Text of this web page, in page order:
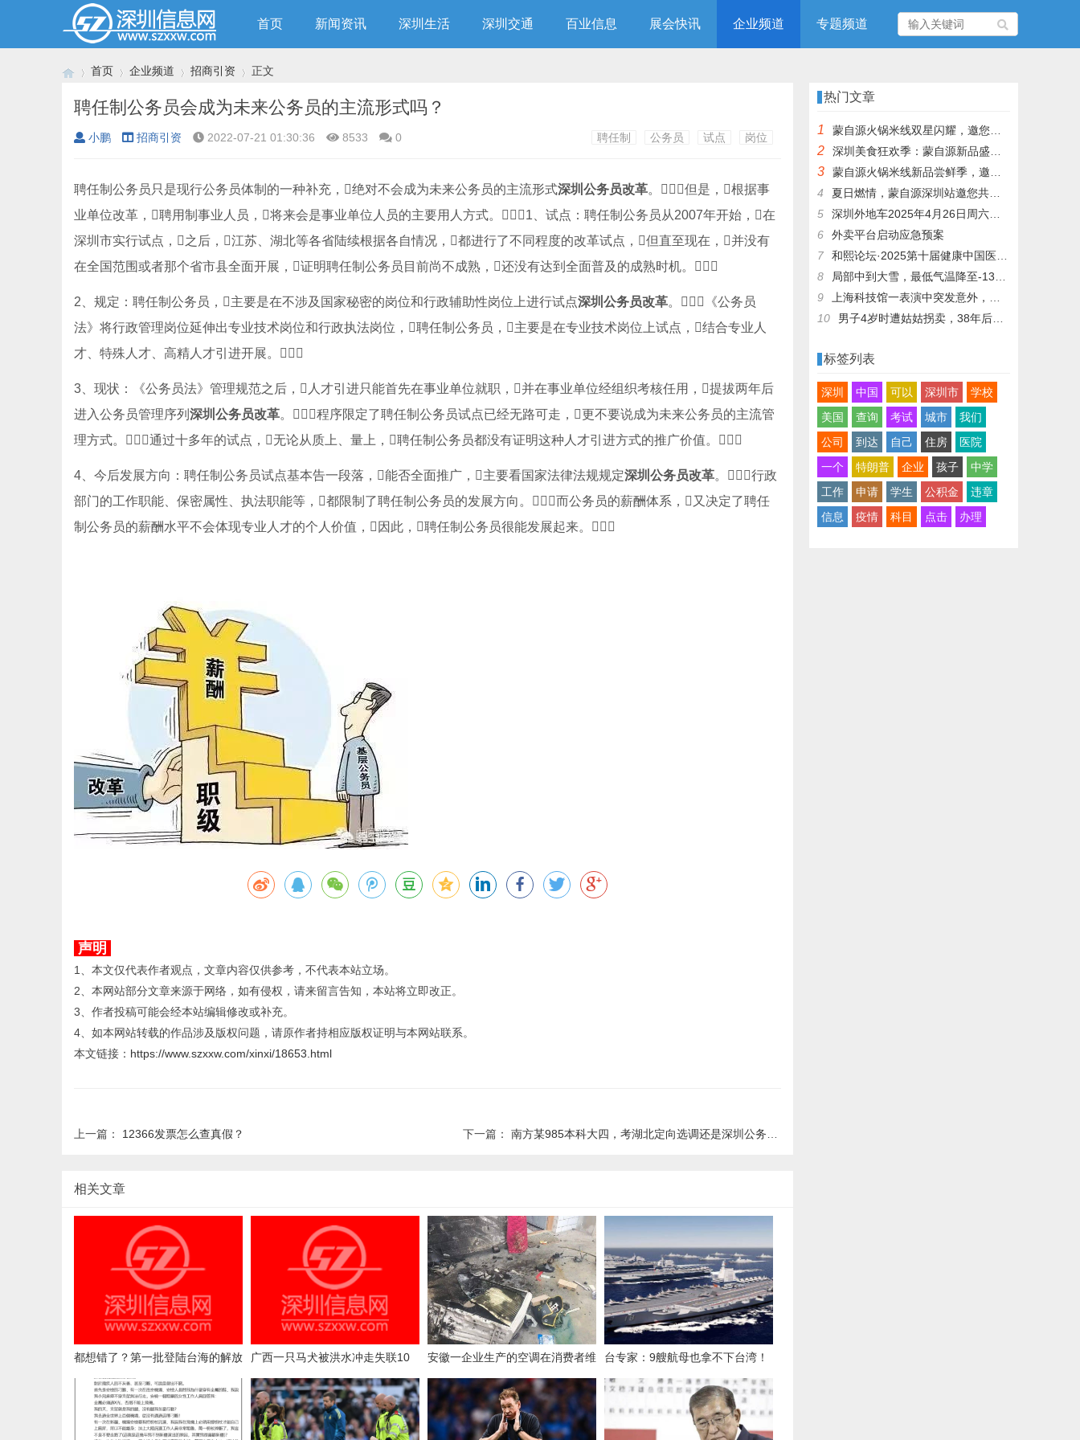
首页 新闻资讯 深圳生活 深圳交通 百业信息 展会快讯 企业频道 专题频道
›
首页 企业频道
›
招商引资
›
正文
聘任制公务员会成为未来公务员的主流形式吗？
小鹏 招商引资 2022-07-21 01:30:36 8533 0 聘任制 公务员 试点 岗位
聘任制公务员只是现行公务员体制的一种补充，绝对不会成为未来公务员的主流形式深圳公务员改革。但是，根据事
业单位改革，聘用制事业人员，将来会是事业单位人员的主要用人方式。1、试点：聘任制公务员从2007年开始，在
深圳市实行试点，之后，江苏、湖北等各省陆续根据各自情况，都进行了不同程度的改革试点，但直至现在，并没有
在全国范围或者那个省市县全面开展，证明聘任制公务员目前尚不成熟，还没有达到全面普及的成熟时机。
2、规定：聘任制公务员，主要是在不涉及国家秘密的岗位和行政辅助性岗位上进行试点深圳公务员改革。《公务员
法》将行政管理岗位延伸出专业技术岗位和行政执法岗位，聘任制公务员，主要是在专业技术岗位上试点，结合专业人
才、特殊人才、高精人才引进开展。
3、现状：《公务员法》管理规范之后，人才引进只能首先在事业单位就职，并在事业单位经组织考核任用，提拔两年后
进入公务员管理序列 深圳公务员改革。程序限定了聘任制公务员试点已经无路可走，更不要说成为未来公务员的主流管
理方式。通过十多年的试点，无论从质上、量上，聘任制公务员都没有证明这种人才引进方式的推广价值。
4、今后发展方向：聘任制公务员试点基本告一段落，能否全面推广，主要看国家法律法规规定深圳公务员改革。行政
部门的工作职能、保密属性、执法职能等，都限制了聘任制公务员的发展方向。而公务员的薪酬体系，又决定了聘任
制公务员的薪酬水平不会体现专业人才的个人价值，因此，聘任制公务员很能发展起来。
声明
1、本文仅代表作者观点，文章内容仅供参考，不代表本站立场。
2、本网站部分文章来源于网络，如有侵权，请来留言告知，本站将立即改正。
3、作者投稿可能会经本站编辑修改或补充。
4、如本网站转载的作品涉及版权问题，请原作者持相应版权证明与本网站联系。
本文链接： https://www.szxxw.com/xinxi/18653.html
上一篇： 12366发票怎么查真假？ 下一篇： 南方某985本科大四，考湖北定向选调还是深圳公务员？
相关文章
都想错了？第一批登陆台海的解放
军部队，可能全是机器人
广西一只马犬被洪水冲走失联10
天，历尽艰险自行回家
安徽一企业生产的空调在消费者维
修时爆炸致三人重伤，家属称电商
闭店失联，厂家拒赔
台专家：9艘航母也拿不下台湾！
鲁比奥叫嚣不会弃台，特朗普表态
热门文章
1 蒙自源火锅米线双星闪耀，邀您共享辣爽夏日盛宴！
2 深圳美食狂欢季：蒙自源新品盛宴邀您品尝
3
蒙自源火锅米线新品尝鲜季，邀您共享味蕾盛宴！
4
夏日燃情，蒙自源深圳站邀您共赴美食盛宴！
5
深圳外地车2025年4月26日周六限行吗
6
外卖平台启动应急预案
7
和熙论坛·2025第十届健康中国医药连锁发展论坛在泰州举办
8
局部中到大雪，最低气温降至-13℃，济南今冬的第一场雪，或跟去年同一时间！
9
上海科技馆一表演中突发意外，机器人从高处坠落摔毁
10
男子4岁时遭姑姑拐卖，38年后终回家认亲！聋哑父母苦寻多年，母亲已抱憾离世丨红星寻人
标签列表
深圳 中国 可以 深圳市
学校
美国
查询 考试 城市
我们
公司
到达 自己 住房
医院
一个
特朗普 企业 孩子
中学
工作
申请 学生 公积金
违章
信息
疫情 科目 点击 办理